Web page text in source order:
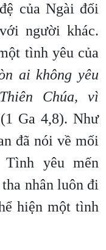
của Ngài đối
người khác.
tình yêu của
ai không yêu
Chúa, vì
(1 Ga 4,8). Như
đã nói về mối
Tình yêu mến
nhân luôn đi
hiện một tình